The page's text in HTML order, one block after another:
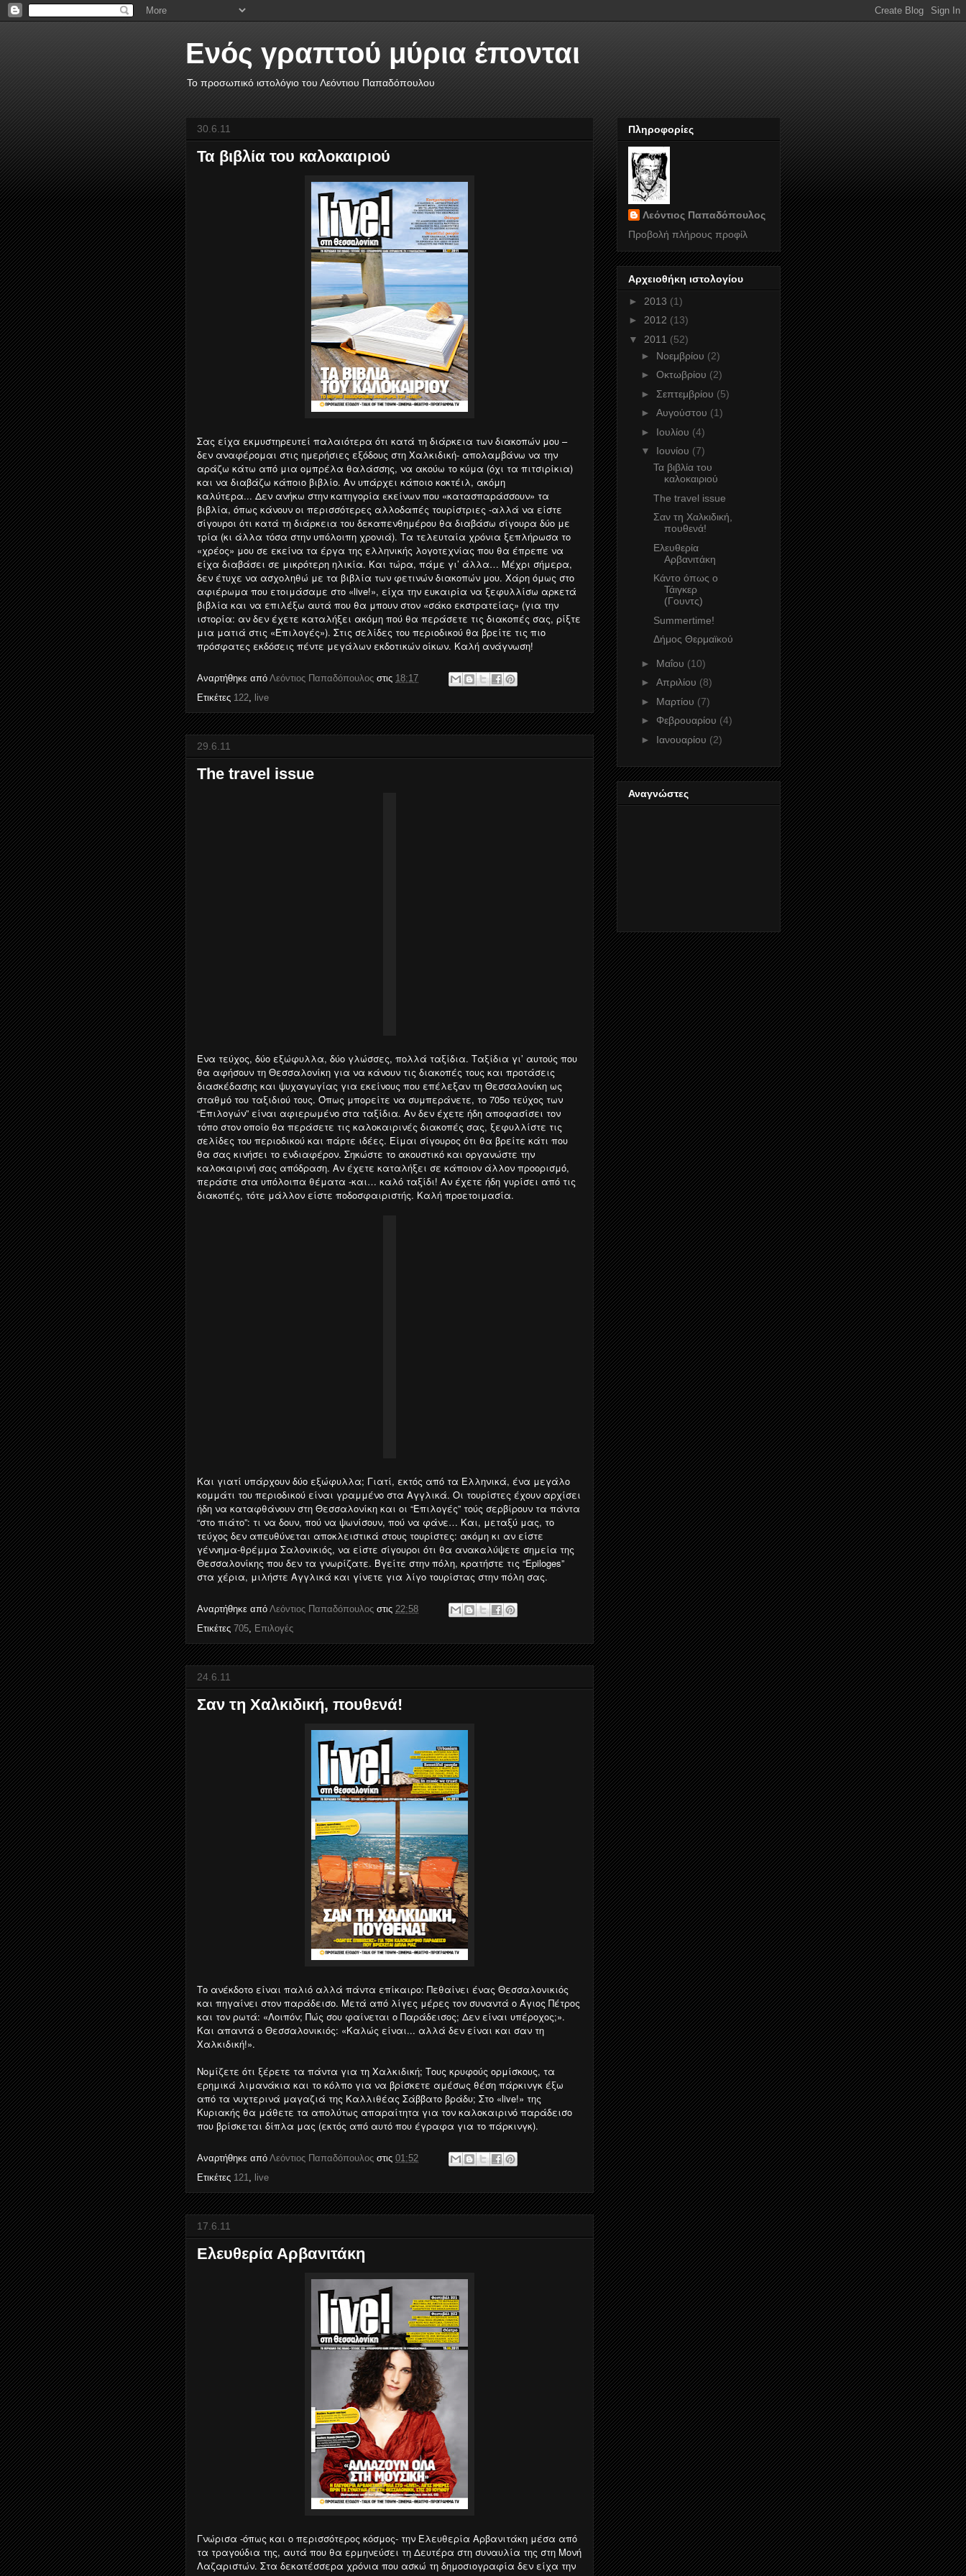
Ενός γραπτού μύρια έπονται
Το προσωπικό ιστολόγιο του Λεόντιου Παπαδόπουλου
30.6.11
Τα βιβλία του καλοκαιριού
Σας είχα εκμυστηρευτεί παλαιότερα ότι κατά τη διάρκεια των διακοπών μου –
δεν αναφέρομαι στις ημερήσιες εξόδους στη Χαλκιδική- απολαμβάνω να την
αράζω κάτω από μια ομπρέλα θαλάσσης, να ακούω το κύμα (όχι τα πιτσιρίκια)
και να διαβάζω κάποιο βιβλίο. Αν υπάρχει κάποιο κοκτέιλ, ακόμη
καλύτερα... Δεν ανήκω στην κατηγορία εκείνων που «κατασπαράσσουν» τα
βιβλία, όπως κάνουν οι περισσότερες αλλοδαπές τουρίστριες -αλλά να είστε
σίγουροι ότι κατά τη διάρκεια του δεκαπενθημέρου θα διαβάσω σίγουρα δύο με
τρία (κι άλλα τόσα στην υπόλοιπη χρονιά). Τα τελευταία χρόνια ξεπλήρωσα το
«χρέος» μου σε εκείνα τα έργα της ελληνικής λογοτεχνίας που θα έπρεπε να
είχα διαβάσει σε μικρότερη ηλικία. Και τώρα, πάμε γι’ άλλα… Μέχρι σήμερα,
δεν έτυχε να ασχοληθώ με τα βιβλία των φετινών διακοπών μου. Χάρη όμως στο
αφιέρωμα που ετοιμάσαμε στο «live!», είχα την ευκαιρία να ξεφυλλίσω αρκετά
βιβλία και να επιλέξω αυτά που θα μπουν στον «σάκο εκστρατείας» (για την
ιστορία: αν δεν έχετε καταλήξει ακόμη πού θα περάσετε τις διακοπές σας, ρίξτε
μια ματιά στις «Επιλογές»). Στις σελίδες του περιοδικού θα βρείτε τις πιο
πρόσφατες εκδόσεις πέντε μεγάλων εκδοτικών οίκων. Καλή ανάγνωση!
Αναρτήθηκε από Λεόντιος Παπαδόπουλος στις 18:17
Ετικέτες 122, live
29.6.11
The travel issue
Ένα τεύχος, δύο εξώφυλλα, δύο γλώσσες, πολλά ταξίδια. Ταξίδια γι’ αυτούς που
θα αφήσουν τη Θεσσαλονίκη για να κάνουν τις διακοπές τους και προτάσεις
διασκέδασης και ψυχαγωγίας για εκείνους που επέλεξαν τη Θεσσαλονίκη ως
σταθμό του ταξιδιού τους. Όπως μπορείτε να συμπεράνετε, το 705ο τεύχος των
“Επιλογών” είναι αφιερωμένο στα ταξίδια. Αν δεν έχετε ήδη αποφασίσει τον
τόπο στον οποίο θα περάσετε τις καλοκαιρινές διακοπές σας, ξεφυλλίστε τις
σελίδες του περιοδικού και πάρτε ιδέες. Είμαι σίγουρος ότι θα βρείτε κάτι που
θα σας κινήσει το ενδιαφέρον. Σηκώστε το ακουστικό και οργανώστε την
καλοκαιρινή σας απόδραση. Αν έχετε καταλήξει σε κάποιον άλλον προορισμό,
περάστε στα υπόλοιπα θέματα -και… καλό ταξίδι! Αν έχετε ήδη γυρίσει από τις
διακοπές, τότε μάλλον είστε ποδοσφαιριστής. Καλή προετοιμασία.
Και γιατί υπάρχουν δύο εξώφυλλα; Γιατί, εκτός από τα Ελληνικά, ένα μεγάλο
κομμάτι του περιοδικού είναι γραμμένο στα Αγγλικά. Οι τουρίστες έχουν αρχίσει
ήδη να καταφθάνουν στη Θεσσαλονίκη και οι “Επιλογές” τούς σερβίρουν τα πάντα
“στο πιάτο”: τι να δουν, πού να ψωνίσουν, πού να φάνε… Και, μεταξύ μας, το
τεύχος δεν απευθύνεται αποκλειστικά στους τουρίστες: ακόμη κι αν είστε
γέννημα-θρέμμα Σαλονικιός, να είστε σίγουροι ότι θα ανακαλύψετε σημεία της
Θεσσαλονίκης που δεν τα γνωρίζατε. Βγείτε στην πόλη, κρατήστε τις “Epiloges”
στα χέρια, μιλήστε Αγγλικά και γίνετε για λίγο τουρίστας στην πόλη σας.
Αναρτήθηκε από Λεόντιος Παπαδόπουλος στις 22:58
Ετικέτες 705, Επιλογές
24.6.11
Σαν τη Χαλκιδική, πουθενά!
Το ανέκδοτο είναι παλιό αλλά πάντα επίκαιρο: Πεθαίνει ένας Θεσσαλονικιός
και πηγαίνει στον παράδεισο. Μετά από λίγες μέρες τον συναντά ο Άγιος Πέτρος
και τον ρωτά: «Λοιπόν; Πώς σου φαίνεται ο Παράδεισος; Δεν είναι υπέροχος;».
Και απαντά ο Θεσσαλονικιός: «Καλώς είναι... αλλά δεν είναι και σαν τη
Χαλκιδική!».
Νομίζετε ότι ξέρετε τα πάντα για τη Χαλκιδική; Τους κρυφούς ορμίσκους, τα
ερημικά λιμανάκια και το κόλπο για να βρίσκετε αμέσως θέση πάρκινγκ έξω
από τα νυχτερινά μαγαζιά της Καλλιθέας Σάββατο βράδυ; Στο «live!» της
Κυριακής θα μάθετε τα απολύτως απαραίτητα για τον καλοκαιρινό παράδεισο
που βρίσκεται δίπλα μας (εκτός από αυτό που έγραφα για το πάρκινγκ).
Αναρτήθηκε από Λεόντιος Παπαδόπουλος στις 01:52
Ετικέτες 121, live
17.6.11
Ελευθερία Αρβανιτάκη
Γνώρισα -όπως και ο περισσότερος κόσμος- την Ελευθερία Αρβανιτάκη μέσα από
τα τραγούδια της, αυτά που θα ερμηνεύσει τη Δευτέρα στη συναυλία της στη Μονή
Λαζαριστών. Στα δεκατέσσερα χρόνια που ασκώ τη δημοσιογραφία δεν είχα την
Πληροφορίες
Λεόντιος Παπαδόπουλος
Προβολή πλήρους προφίλ
Αρχειοθήκη ιστολογίου
► 2013 (1)
► 2012 (13)
▼ 2011 (52)
► Νοεμβρίου (2)
► Οκτωβρίου (2)
► Σεπτεμβρίου (5)
► Αυγούστου (1)
► Ιουλίου (4)
▼ Ιουνίου (7)
Τα βιβλία του
καλοκαιριού
The travel issue
Σαν τη Χαλκιδική,
πουθενά!
Ελευθερία
Αρβανιτάκη
Κάντο όπως ο
Τάιγκερ
(Γουντς)
Summertime!
Δήμος Θερμαϊκού
► Μαΐου (10)
► Απριλίου (8)
► Μαρτίου (7)
► Φεβρουαρίου (4)
► Ιανουαρίου (2)
Αναγνώστες